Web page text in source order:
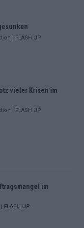
| FLASH UP
vieler Krisen im
| FLASH UP
im
FLASH UP